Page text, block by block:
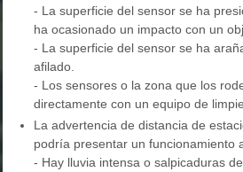
- La superficie del sensor se ha
ha ocasionado un impacto con un
- La superficie del sensor se ha
afilado.
- Los sensores o la zona que los
directamente con un equipo de
La advertencia de distancia de
podría presentar un funcionamiento
- Hay lluvia intensa o salpicaduras de